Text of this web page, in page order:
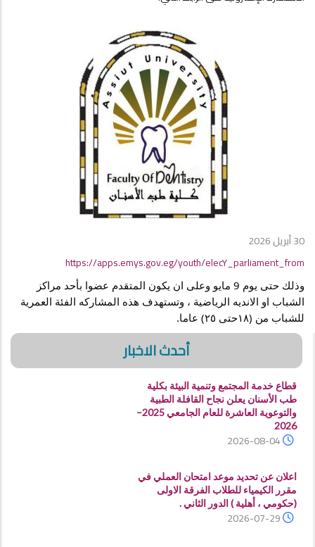
30 أبريل 2026
https://apps.emys.gov.eg/youth/elecY_parliament_from
للشباب من (١٨حتى ٢٥) عاما.
أحدث الاخبار
قطاع خدمة المجتمع وتنمية البيئة بكلية
طب الأسنان يعلن نجاح القافلة الطبية
والتوعوية العاشرة للعام الجامعي 2025–
2026
2026-08-04
اعلان عن تحديد موعد امتحان العملي في
مقرر الكيمياء للطلاب الفرقة الاولى
(حكومي ، أهلية ) الدور الثاني .
2026-07-29